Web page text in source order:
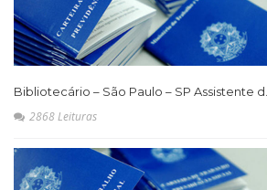
Bibliotecário – São Paulo – SP Assistente d...
2868 Leituras